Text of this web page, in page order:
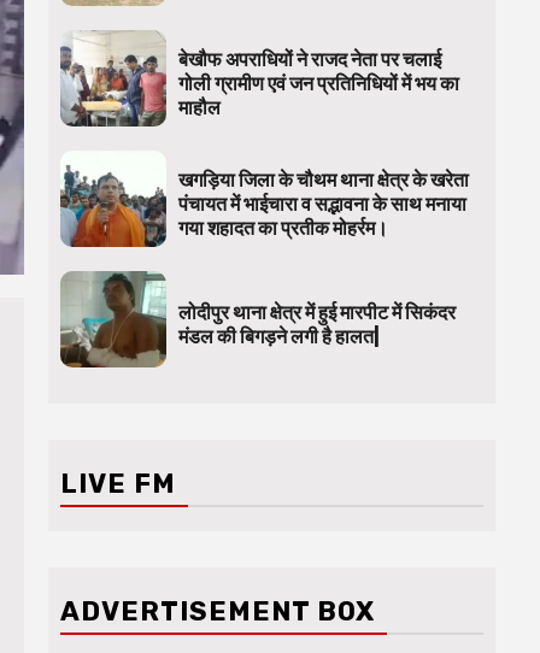
बेखौफ अपराधियों ने राजद नेता पर चलाई
गोली ग्रामीण एवं जन प्रतिनिधियों में भय का
माहौल
खगड़िया जिला के चौथम थाना क्षेत्र के खरेता
पंचायत में भाईचारा व सद्भावना के साथ मनाया
गया शहादत का प्रतीक मोहर्रम।
लोदीपुर थाना क्षेत्र में हुई मारपीट में सिकंदर
मंडल की बिगड़ने लगी है हालत|
LIVE FM
ADVERTISEMENT BOX